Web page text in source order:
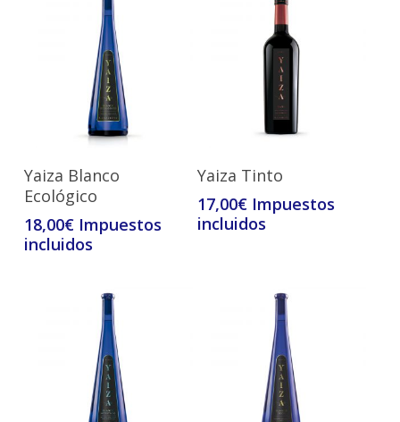
Leer Más
Yaiza Blanco
Ecológico
18,00€
Leer Más
Yaiza Tinto
17,00€